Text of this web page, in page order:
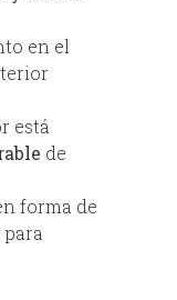
en el
está
de
forma de